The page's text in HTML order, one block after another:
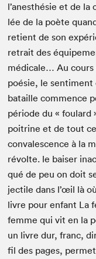
l’anesthésie et de
lée de la poète
retient de son
retrait des
médi­cale… Au
poésie, le sen­ti­ment
bataille com­mence
péri­ode du « foulard
poitrine et de tout
con­va­les­cence à la
révolte. le bais­er
qué de peu on doit
jec­tile dans l’œil là
livre pour enfant La
femme qui vit en la
un livre dur, franc,
fil des pages,